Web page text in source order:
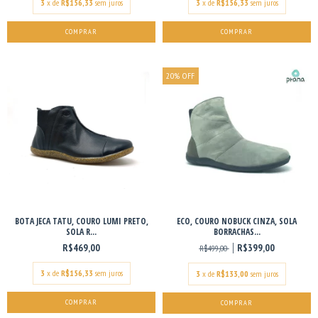
3 x de R$156,33 sem juros
COMPRAR
3 x de R$156,33 sem juros
COMPRAR
BOTA JECA TATU, COURO LUMI PRETO,
SOLA R...
R$469,00
3 x de R$156,33 sem juros
COMPRAR
20% OFF
ECO, COURO NOBUCK CINZA, SOLA
BORRACHAS...
R$499,00 R$399,00
3 x de R$133,00 sem juros
COMPRAR